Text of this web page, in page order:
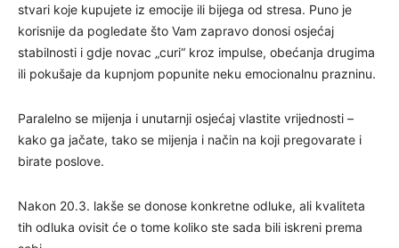
stvari koje kupujete iz emocije ili bijega od stresa. Puno je
korisnije da pogledate što Vam zapravo donosi osjećaj
stabilnosti i gdje novac „curi“ kroz impulse, obećanja drugima
ili pokušaje da kupnjom popunite neku emocionalnu prazninu.
Paralelno se mijenja i unutarnji osjećaj vlastite vrijednosti –
kako ga jačate, tako se mijenja i način na koji pregovarate i
birate poslove.
Nakon 20.3. lakše se donose konkretne odluke, ali kvaliteta
tih odluka ovisit će o tome koliko ste sada bili iskreni prema